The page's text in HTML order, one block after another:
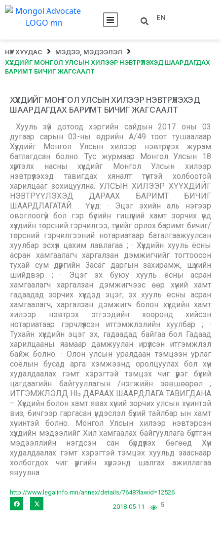
EN
НҮҮР ХУУДАС
МЭДЭЭ, МЭДЭЭЛЭЛ
ХҮҮХДИЙГ МОНГОЛ УЛСЫН ХИЛЭЭР НЭВТРҮҮЛЭХЭД ШААРДАГДАХ
БАРИМТ БИЧИГ ЖАГСААЛТ
ХҮҮХДИЙГ МОНГОЛ УЛСЫН ХИЛЭЭР НЭВТРҮҮЛЭХЭД
ШААРДАГДАХ БАРИМТ БИЧИГ ЖАГСААЛТ
Хууль зүй дотоод хэргийн сайдын 2017 оны 03
дугаар сарын 03-ны өдрийн А/49 тоот тушаалаар
Хүүхдийг Монгол Улсын хилээр нэвтрүүлэх журам
батлагдсан болно. Тус журмаар Монгол Улсын 18
хүртэлх насны хүүхдийг Монгол Улсын хилээр
нэвтрүүлэхэд тавигдах хяналт түүнтэй холбоотой
харилцааг зохицуулна. УЛСЫН ХИЛЭЭР ХҮҮХДИЙГ
НЭВТРҮҮЛЭХЭД ДАРААХ БАРИМТ БИЧИГ
ШААРДЛАГАТАЙ . Үүнд: · Эцэг эхийн аль нэгээр
овоглоогүй бол гэр бүлийн гишүүний хамт зорчих үед
хүүхдийн төрсний гэрчилгээ, түүнийг орлох баримт бичиг/
төрсний гэрчилгээний нотариатаар баталгаажуулсан
хуулбар эсхүл цахим лавлагаа ; · Хүүхдийн хууль ёсны
асран хамгаалагч харгалзан дэмжигчийг тогтоосон
тухай сум дүүргийн Засаг даргын захирамж, шүүхийн
шийдвэр ; · Эцэг эх буюу хууль ёсны асран
хамгаалагч харгалзан дэмжигчээс өөр хүний хамт
гадаадад зорчих хүүхдэд эцэг, эх хууль ёсны асран
хамгаалагч, харгалзан дэмжигч болон хүүхдийн хамт
хилээр нэвтрэх этгээдийн хооронд хийсэн
нотариатаар гэрчлүүлсэн итгэмжлэлийн хуулбар ; ·
Тухайн хүүхдийн эцэг эх, гадаадад байгаа бол Гадаад
харилцааны яамаар дамжуулан ирүүлсэн итгэмжлэл
байж болно. · Олон улсын уралдаан тэмцээн урлаг
соёлын бусад арга хэмжээнд оролцуулах бол хүн
худалдаалах гэмт хэрэгтэй тэмцэх чиг үүрэг бүхий
цагдаагийн байгууллагын /нэгжийн зөвшөөрөл ;
ИТГЭМЖЛЭЛД НЬ ДАРААХ ШААРДЛАГА ТАВИГДАНА
– Хүүхдийн болон хамт явах хүний зорчих улсын хүчинтэй
виз, бичгээр гаргасан үндэслэл бүхий тайлбар ын хамт
хүчинтэй болно. Монгол Улсын хилээр нэвтэрсэн
хүүхдийн мэдээлийг Хил хамгаалах байгууллага бүртгэн
мэдээллийн нэгдсэн сан бүрдүүлэх бөгөөд Хүн
худалдаалах гэмт хэрэгтэй тэмцэх хуульд зааснаар
холбогдох чиг үүргийн хүрээнд шалгах ажиллагаа
явуулна.
http://www.legalinfo.mn/annex/details/7648?lawid=12526
2018-05-11
5